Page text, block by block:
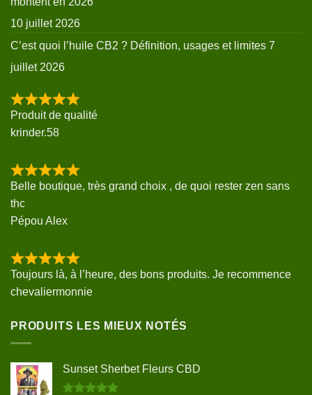
10 juillet 2026
C’est quoi l’huile CB2 ? Définition, usages et limites 7
juillet 2026
Produit de qualité
krinder.58
Belle boutique, très grand choix , de quoi rester zen sans
thc
Pépou Alex
Toujours là, à l’heure, des bons produits. Je recommence
chevaliermonnie
PRODUITS LES MIEUX NOTÉS
Sunset Sherbet Fleurs CBD